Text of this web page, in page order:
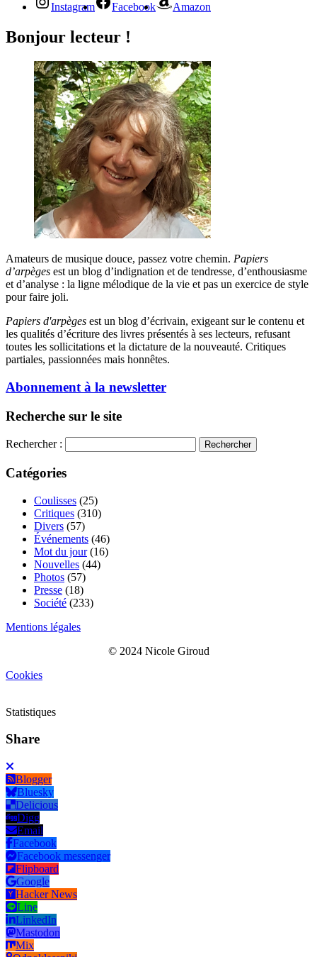
Instagram Facebook Amazon
Bonjour lecteur !
Amateurs de musique douce, passez votre chemin. Papiers
d’arpèges est un blog d’indignation et de tendresse, d’enthousiasme
et d’analyse : la ligne mélodique de la vie et pas un exercice de style
pour faire joli.
Papiers d'arpèges est un blog d’écrivain, exigeant sur le contenu et
les qualités d’écriture des livres présentés à ses lecteurs, refusant
toutes les sollicitations et la dictature de la nouveauté. Critiques
partiales, passionnées mais honnêtes.
Abonnement à la newsletter
Recherche sur le site
Rechercher :
Catégories
Coulisses (25)
Critiques (310)
Divers (57)
Événements (46)
Mot du jour(16)
Nouvelles (44)
Photos (57)
Presse (18)
Société (233)
Mentions légales
© 2024 Nicole Giroud
Cookies
Statistiques
Share
Blogger
Bluesky
Delicious
Digg
Email
Facebook
Facebook messenger
Flipboard
Google
Hacker News
Line
LinkedIn
Mastodon
Mix